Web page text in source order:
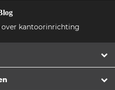
kantoorinrichting